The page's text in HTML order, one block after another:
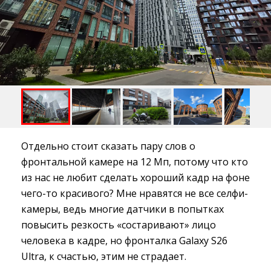
Отдельно стоит сказать пару слов о
фронтальной камере на 12 Мп, потому что кто
из нас не любит сделать хороший кадр на фоне
чего-то красивого? Мне нравятся не все селфи-
камеры, ведь многие датчики в попытках
повысить резкость «состаривают» лицо
человека в кадре, но фронталка Galaxy S26
Ultra, к счастью, этим не страдает.